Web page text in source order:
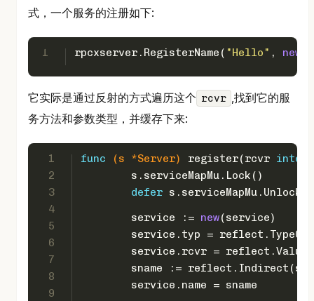
式，一个服务的注册如下:
1 rpcxserver.RegisterName( "Hello" , new
它实际是通过反射的方式遍历这个 rcvr ,找到它的服
务方法和参数类型，并缓存下来:
1
2
3
4
5
6
7
8
9
func (s *Server) register(rcvr
	s.serviceMapMu.Lock()
defer s.serviceMapMu.Unlock()
	service :=
new(service)
service.typ =
service.rcvr =
sname :=
	service.name = sname